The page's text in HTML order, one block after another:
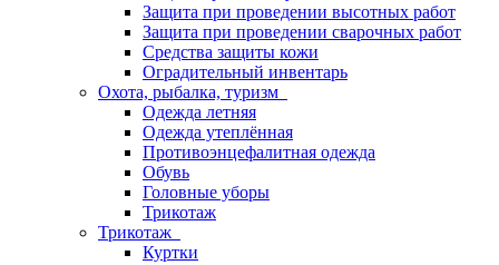
Защита при проведении высотных работ
Защита при проведении сварочных работ
Средства защиты кожи
Оградительный инвентарь
Охота, рыбалка, туризм
Одежда летняя
Одежда утеплённая
Противоэнцефалитная одежда
Обувь
Головные уборы
Трикотаж
Трикотаж
Куртки